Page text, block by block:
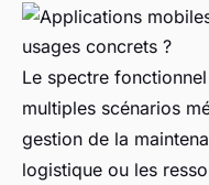
Le spectre
multiples scénarios
gestion de la
logistique ou les